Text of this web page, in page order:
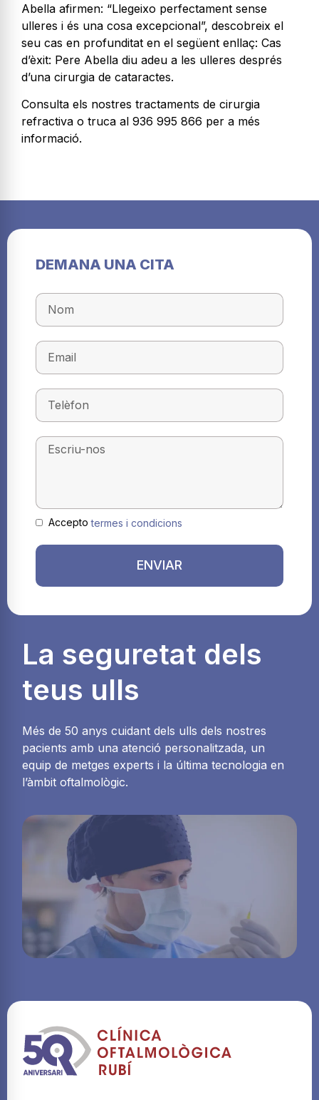
Abella afirmen: “Llegeixo perfectament sense
ulleres i és una cosa excepcional”, descobreix el
seu cas en profunditat en el següent enllaç: Cas
d’èxit: Pere Abella diu adeu a les ulleres després
d’una cirurgia de cataractes.
Consulta els nostres tractaments de cirurgia
refractiva o truca al 936 995 866 per a més
informació.
DEMANA UNA CITA
Acceptotermes i condicions
ENVIAR
La seguretat dels
teus ulls
Més de 50 anys cuidant dels ulls dels nostres
pacients amb una atenció personalitzada, un
equip de metges experts i la última tecnologia en
l’àmbit oftalmològic.